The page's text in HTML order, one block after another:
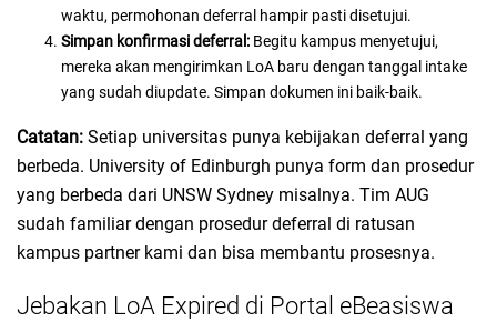
waktu, permohonan deferral hampir pasti disetujui.
Simpan konfirmasi deferral: Begitu kampus menyetujui,
mereka akan mengirimkan LoA baru dengan tanggal intake
yang sudah diupdate. Simpan dokumen ini baik-baik.
Catatan: Setiap universitas punya kebijakan deferral yang
berbeda. University of Edinburgh punya form dan prosedur
yang berbeda dari UNSW Sydney misalnya. Tim AUG
sudah familiar dengan prosedur deferral di ratusan
kampus partner kami dan bisa membantu prosesnya.
Jebakan LoA Expired di Portal eBeasiswa